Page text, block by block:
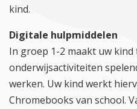
kind.
Digitale hulpmiddelen
In groep 1-2 maakt uw kind
onderwijsactiviteiten
werken. Uw kind werkt
Chromebooks van school.